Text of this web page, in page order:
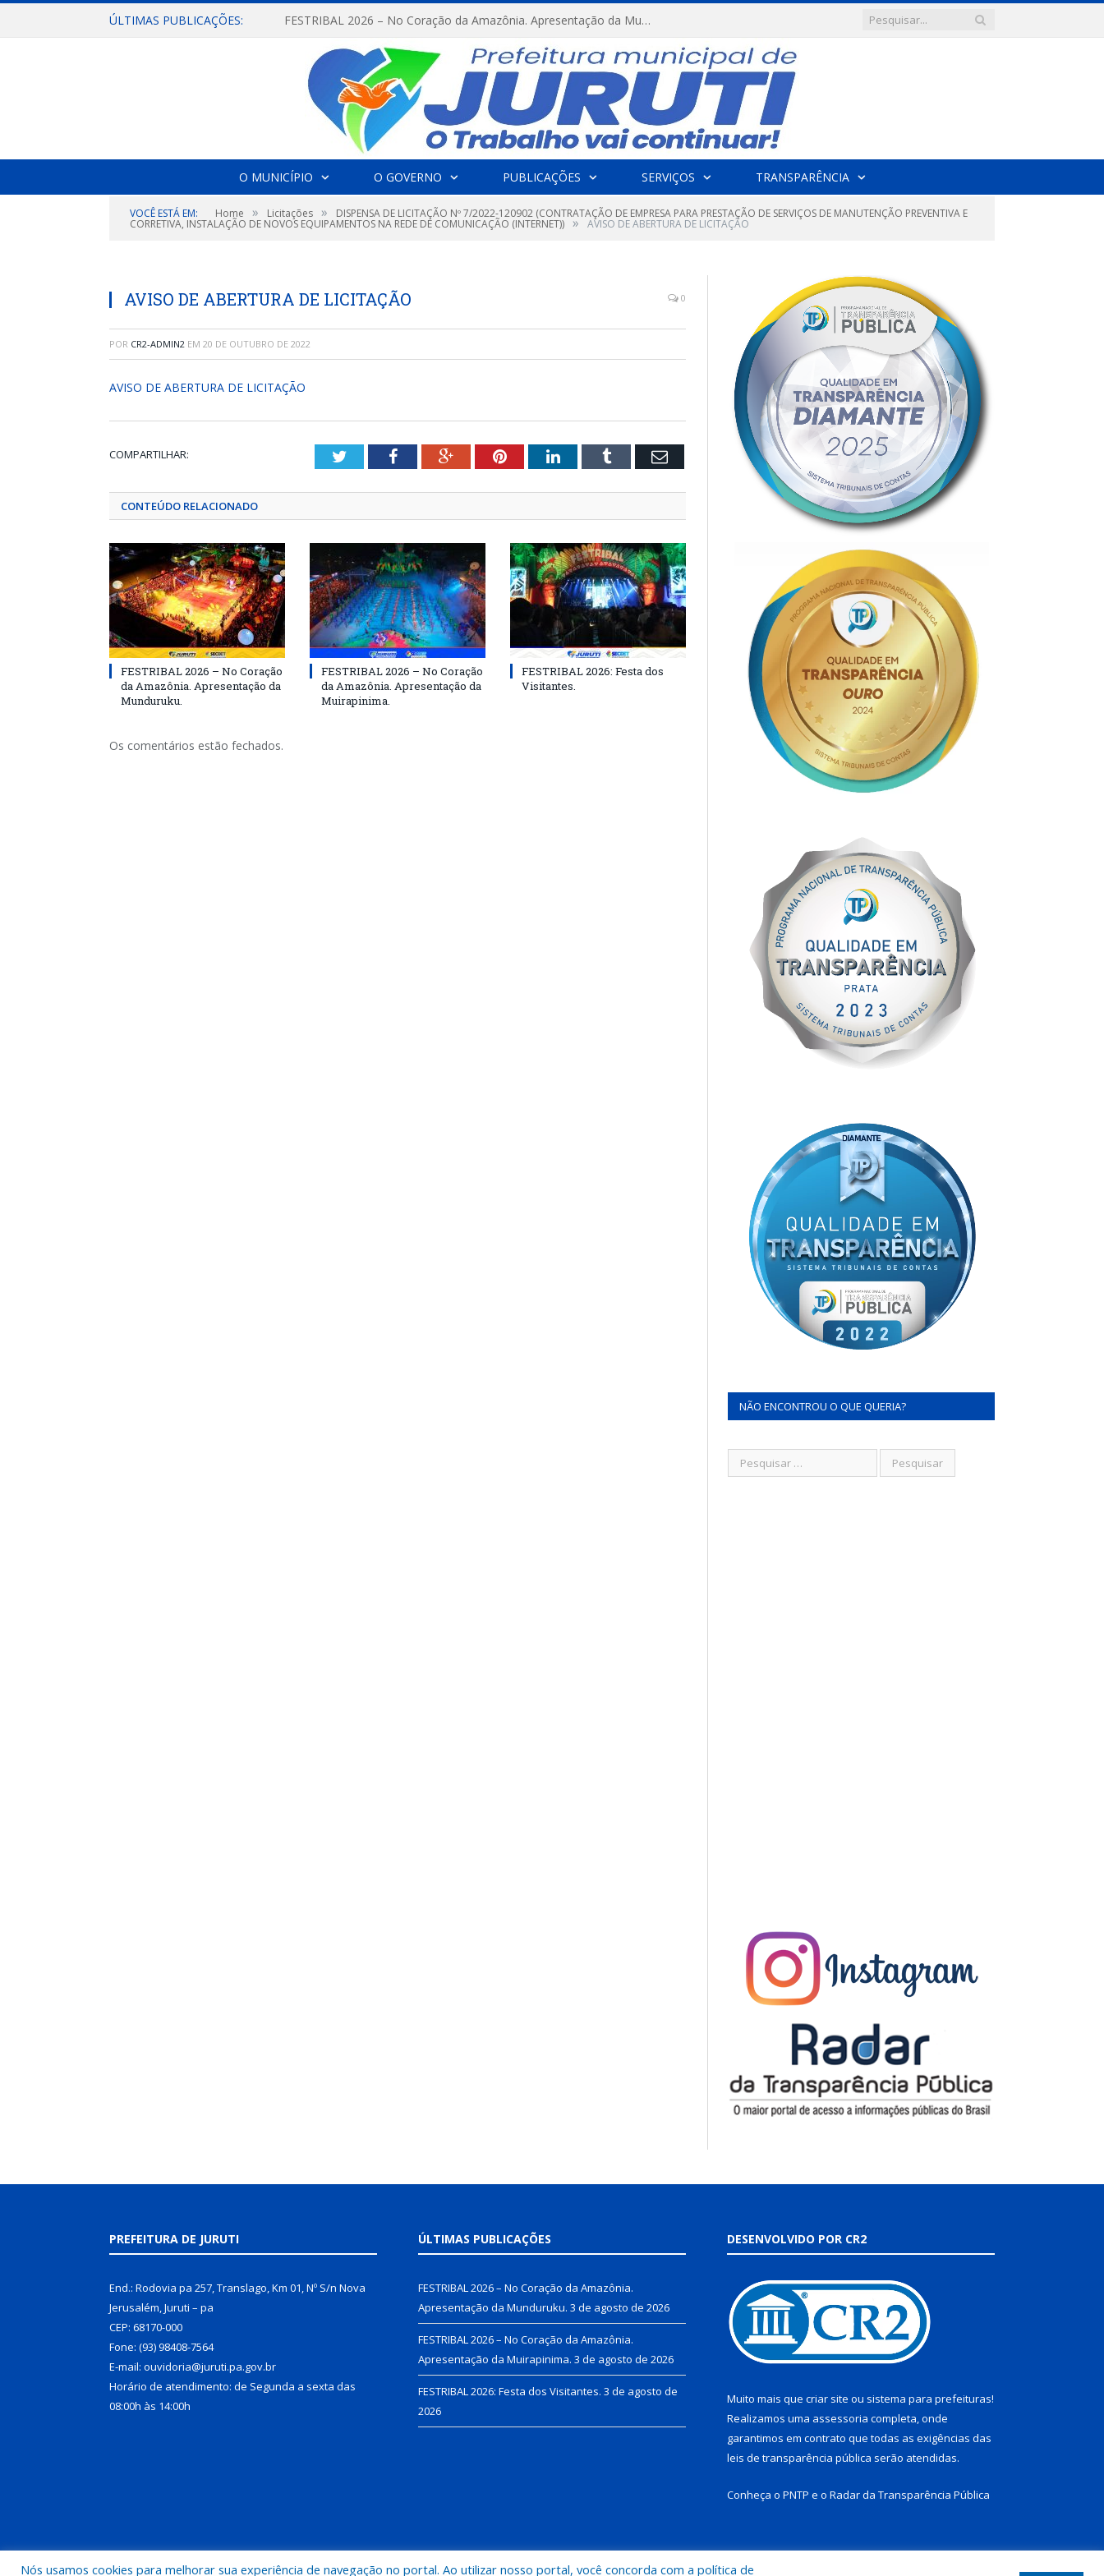
ÚLTIMAS PUBLICAÇÕES: FESTRIBAL 2026 – No Coração da Amazônia. Apresentação da Munduruku.
O MUNICÍPIO O GOVERNO PUBLICAÇÕES SERVIÇOS TRANSPARÊNCIA
VOCÊ ESTÁ EM: Home » Licitações » DISPENSA DE LICITAÇÃO Nº 7/2022-120902 (CONTRATAÇÃO DE EMPRESA PARA PRESTAÇÃO DE SERVIÇOS DE MANUTENÇÃO PREVENTIVA E
CORRETIVA, INSTALAÇÃO DE NOVOS EQUIPAMENTOS NA REDE DE COMUNICAÇÃO (INTERNET)) » AVISO DE ABERTURA DE LICITAÇÃO
AVISO DE ABERTURA DE LICITAÇÃO 0
POR CR2-ADMIN2 EM 20 DE OUTUBRO DE 2022
AVISO DE ABERTURA DE LICITAÇÃO
COMPARTILHAR: TwitterFacebookGoogle+PinterestLinkedInTumblr Email
CONTEÚDO RELACIONADO
FESTRIBAL 2026 – No Coração
da Amazônia. Apresentação da
Munduruku.
FESTRIBAL 2026 – No Coração
da Amazônia. Apresentação da
Muirapinima.
FESTRIBAL 2026: Festa dos
Visitantes.
Os comentários estão fechados.
NÃO ENCONTROU O QUE QUERIA?
PREFEITURA DE JURUTI
End.: Rodovia pa 257, Translago, Km 01, Nº S/n Nova
Jerusalém, Juruti – pa
CEP: 68170-000
Fone: (93) 98408-7564
E-mail: ouvidoria@juruti.pa.gov.br
Horário de atendimento: de Segunda a sexta das
08:00h às 14:00h
ÚLTIMAS PUBLICAÇÕES
FESTRIBAL 2026 – No Coração da Amazônia.
Apresentação da Munduruku. 3 de agosto de 2026
FESTRIBAL 2026 – No Coração da Amazônia.
Apresentação da Muirapinima. 3 de agosto de 2026
FESTRIBAL 2026: Festa dos Visitantes. 3 de agosto de
2026
DESENVOLVIDO POR CR2
Muito mais que criar site ou sistema para prefeituras!
Realizamos uma assessoria completa, onde
garantimos em contrato que todas as exigências das
leis de transparência pública serão atendidas.
Conheça o PNTP e o Radar da Transparência Pública
Nós usamos cookies para melhorar sua experiência de navegação no portal. Ao utilizar nosso portal, você concorda com a política de